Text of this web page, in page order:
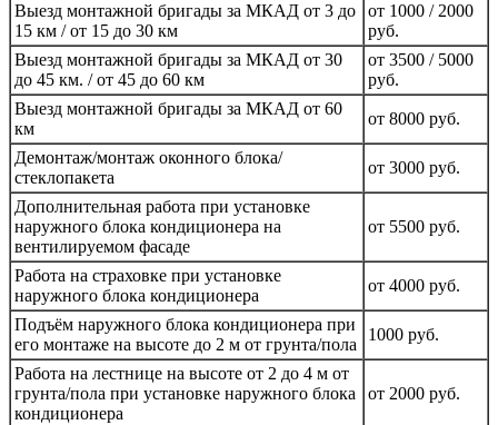
Выезд монтажной бригады за МКАД от 3 до
15 км / от 15 до 30 км
от 1000 / 2000
руб.
Выезд монтажной бригады за МКАД от 30
до 45 км. / от 45 до 60 км
от 3500 / 5000
руб.
Выезд монтажной бригады за МКАД от 60
км
от 8000 руб.
Демонтаж/монтаж оконного блока/
стеклопакета
от 3000 руб.
Дополнительная работа при установке
наружного блока кондиционера на
вентилируемом фасаде
от 5500 руб.
Работа на страховке при установке
наружного блока кондиционера
от 4000 руб.
Подъём наружного блока кондиционера при
его монтаже на высоте до 2 м от грунта/пола
1000 руб.
Работа на лестнице на высоте от 2 до 4 м от
грунта/пола при установке наружного блока
кондиционера
от 2000 руб.